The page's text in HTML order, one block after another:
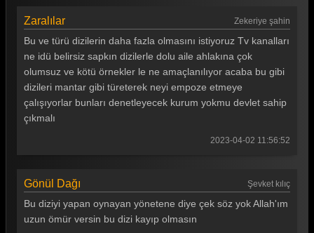
Gönül Dağı 67. Bölüm
Gönül Dağı 66. Bölüm
Gönül Dağı 65. Bölüm
Gönül Dağı 64. Bölüm
Gönül Dağı 63. Bölüm
Gönül Dağı 60. Bölüm
Gönül Dağı 59. Bölüm
Zaralılar Zekeriye şahin
Bu ve türü dizilerin daha fazla olmasını istiyoruz Tv kanalları
ne idü belirsiz sapkın dizilerle dolu aile ahlakına çok
olumsuz ve kötü örnekler le ne amaçlanılıyor acaba bu gibi
dizileri mantar gibi türeterek neyi empoze etmeye
çalışıyorlar bunları denetleyecek kurum yokmu devlet sahip
çıkmalı
2023-04-02 11:56:52
Gönül Dağı Şevket kılıç
Bu diziyi yapan oynayan yönetene diye çek söz yok Allah'ım
uzun ömür versin bu dizi kayıp olmasın